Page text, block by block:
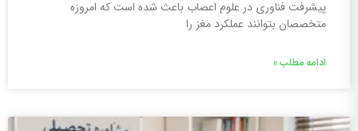
پیشرفت فناوری در علوم اعصاب باعث شده است که امروزه
متخصصان بتوانند عملکرد مغز را
ادامه مطلب »